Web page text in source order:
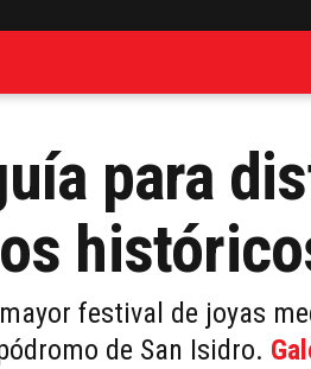
para
festival de joyas
de San Isidro.